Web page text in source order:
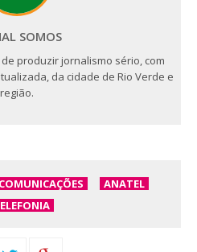
SOMOS
produzir jornalismo sério, com
da cidade de Rio Verde e
região.
ANATEL